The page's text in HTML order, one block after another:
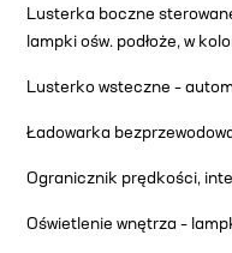
Lusterka boczne
lampki ośw. podłoże, w
Lusterko wsteczne –
Ładowarka
Ogranicznik prędkości,
Oświetlenie wnętrza –